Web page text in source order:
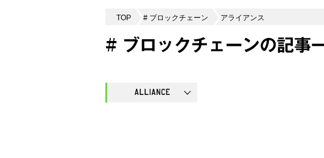
TOP # ブロックチェーン アライアンス
# ブロックチェーンの記事